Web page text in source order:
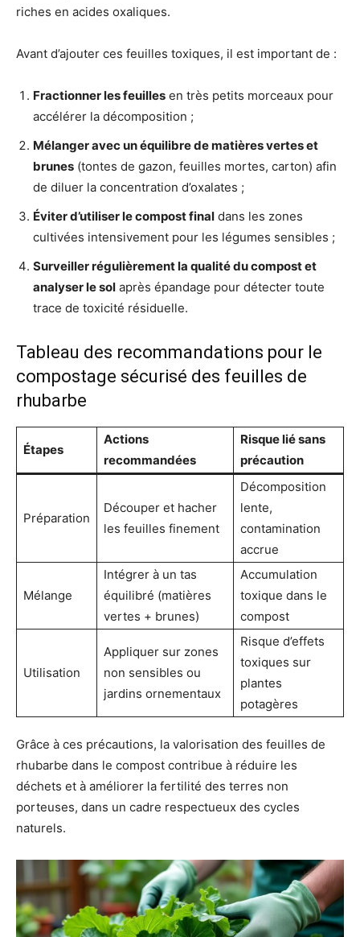
riches en acides oxaliques.
Avant d’ajouter ces feuilles toxiques, il est important de :
Fractionner les feuilles en très petits morceaux pour
accélérer la décomposition ;
Mélanger avec un équilibre de matières vertes et
brunes (tontes de gazon, feuilles mortes, carton) afin
de diluer la concentration d’oxalates ;
Éviter d’utiliser le compost final dans les zones
cultivées intensivement pour les légumes sensibles ;
Surveiller régulièrement la qualité du compost et
analyser le sol après épandage pour détecter toute
trace de toxicité résiduelle.
Tableau des recommandations pour le
compostage sécurisé des feuilles de
rhubarbe
Étapes
Actions
recommandées
Risque lié sans
précaution
Préparation
Découper et hacher
les feuilles finement
Décomposition
lente,
contamination
accrue
Mélange
Intégrer à un tas
équilibré (matières
vertes + brunes)
Accumulation
toxique dans le
compost
Utilisation
Appliquer sur zones
non sensibles ou
jardins ornementaux
Risque d’effets
toxiques sur
plantes
potagères
Grâce à ces précautions, la valorisation des feuilles de
rhubarbe dans le compost contribue à réduire les
déchets et à améliorer la fertilité des terres non
porteuses, dans un cadre respectueux des cycles
naturels.